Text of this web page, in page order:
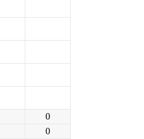
0
0